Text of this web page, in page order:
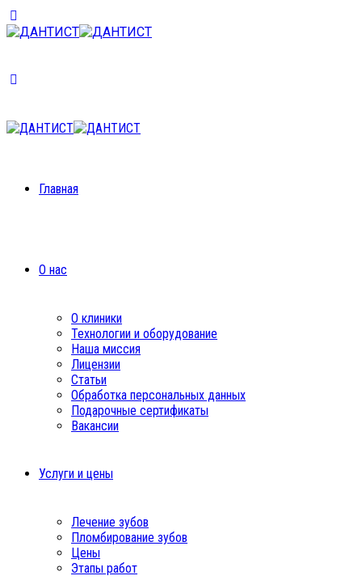
Главная
О нас
О клиники
Технологии и оборудование
Наша миссия
Лицензии
Статьи
Обработка персональных данных
Подарочные сертификаты
Вакансии
Услуги и цены
Лечение зубов
Пломбирование зубов
Цены
Этапы работ